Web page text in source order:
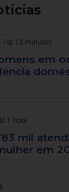
Há 13 minutos
em
1 hora
mil
em